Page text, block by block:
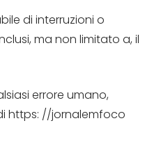
di interruzioni o
ma non limitato a, il
errore umano,
https: //jornalemfoco